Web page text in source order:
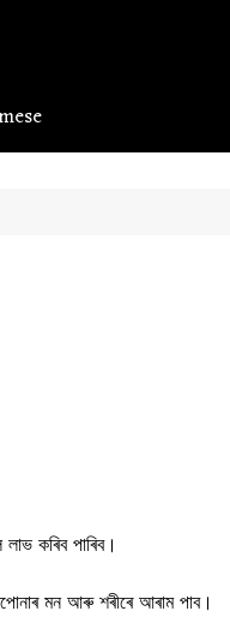
কৰিব পাৰিব।
মন আৰু শৰীৰে আৰাম পাব।